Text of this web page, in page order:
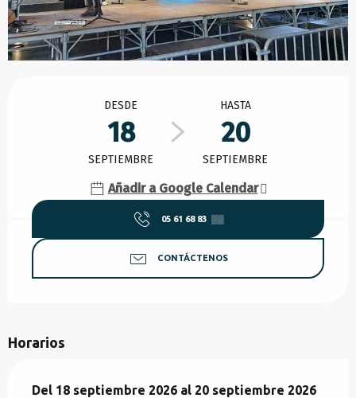
DESDE
18
SEPTIEMBRE
HASTA
20
SEPTIEMBRE
Añadir a Google Calendar
05 61 68 83 ▒▒
CONTÁCTENOS
Horarios
Del 18 septiembre 2026 al 20 septiembre 2026
Del 18 septiembre 2026 al 20 septiembre 2026